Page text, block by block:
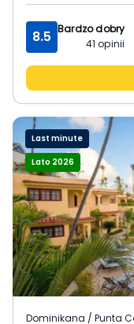
8.5 Bardzo dobry
41 opinii
Last minute
Lato 2026
Dominikana / Punta